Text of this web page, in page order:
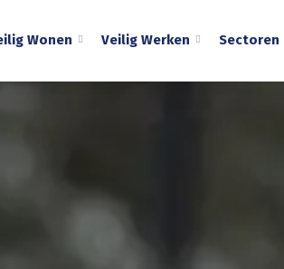
Wonen Veilig Werken Sectoren